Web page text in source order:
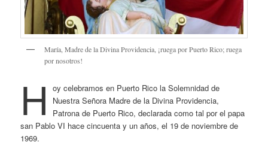
María, Madre de la Divina Providencia, ¡ruega por Puerto Rico; ruega
por nosotros!
H
oy celebramos en Puerto Rico la Solemnidad de
Nuestra Señora Madre de la Divina Providencia,
Patrona de Puerto Rico, declarada como tal por el papa
san Pablo VI hace cincuenta y un años, el 19 de noviembre de
1969.